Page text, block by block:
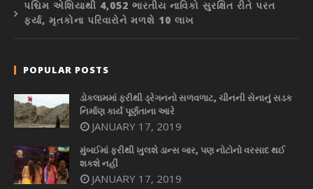
પશ્ચિમ એશિયાથી 4,052 ભારતીય નાવિકો સુરક્ષિત રીતે પરત
ફર્યા, મૃતકોના પરિવારોને મળશે 10 લાખ
POPULAR POSTS
ડોકલામમાં ફરીથી ડ્રેગનનો સળવળાટ, ચીનની સેનાનું સડક
નિર્માણ કાર્ય પૂર્ણતાના આરે
JANUARY 17, 2019
મુંબઈમાં ફરીથી ખુલશે ડાન્સ બાર, પણ નોટોનો વરસાદ થઈ
શકશે નહીં
JANUARY 17, 2019